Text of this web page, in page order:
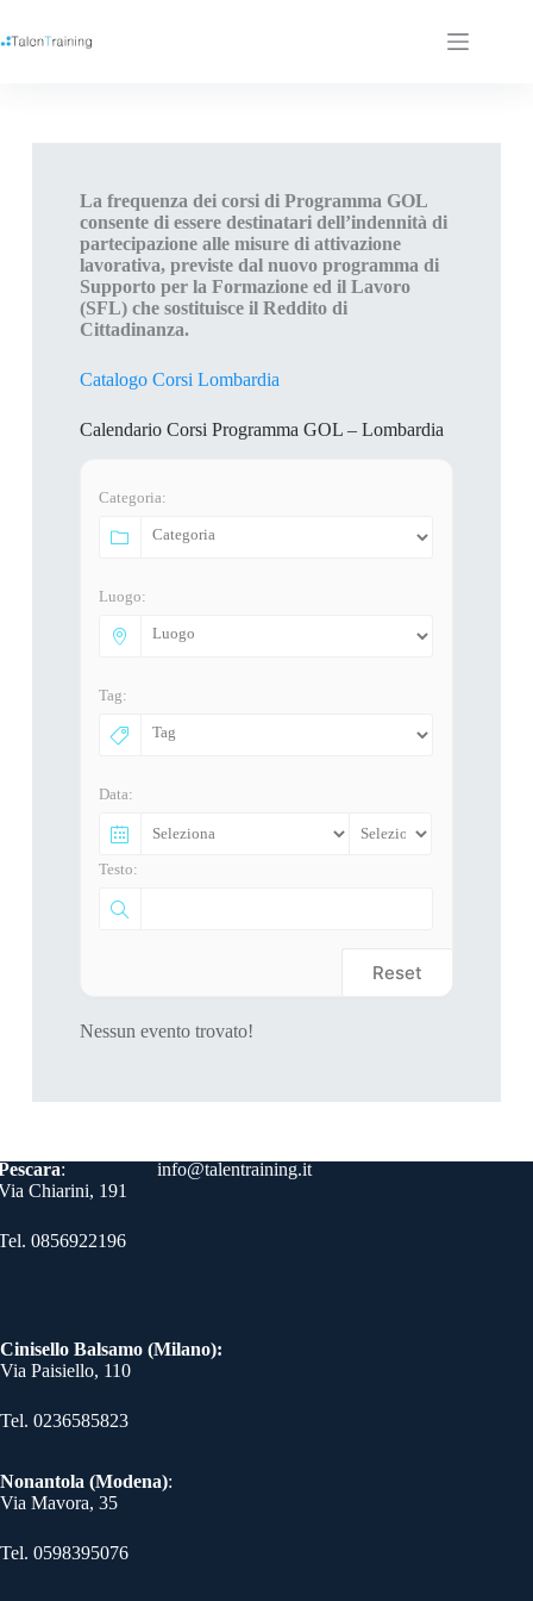
La frequenza dei corsi di Programma GOL
consente di essere destinatari dell’indennità di
partecipazione alle misure di attivazione
lavorativa, previste dal nuovo programma di
Supporto per la Formazione ed il Lavoro
(SFL) che sostituisce il Reddito di
Cittadinanza.
Catalogo Corsi Lombardia
Calendario Corsi Programma GOL – Lombardia
Categoria:
Luogo:
Tag:
Data:
Testo:
Reset
Nessun evento trovato!
info@talentraining.it
:
Chiarini, 191
0856922196
Cinisello Balsamo (Milano):
Via Paisiello, 110
Tel. 0236585823​
Nonantola (Modena):
Via Mavora, 35
Tel. 0598395076​